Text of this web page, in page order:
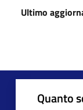
Ultimo
Quanto